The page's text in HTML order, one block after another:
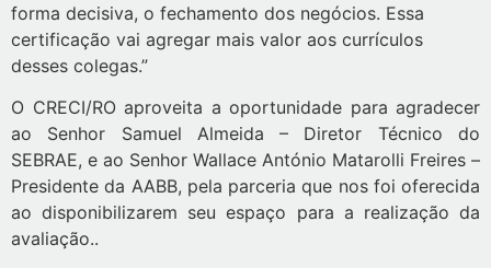
forma decisiva, o fechamento dos negócios. Essa
certificação vai agregar mais valor aos currículos
desses colegas.”
O CRECI/RO aproveita a oportunidade para agradecer
ao Senhor Samuel Almeida – Diretor Técnico do
SEBRAE, e ao Senhor Wallace António Matarolli Freires –
Presidente da AABB, pela parceria que nos foi oferecida
ao disponibilizarem seu espaço para a realização da
avaliação..